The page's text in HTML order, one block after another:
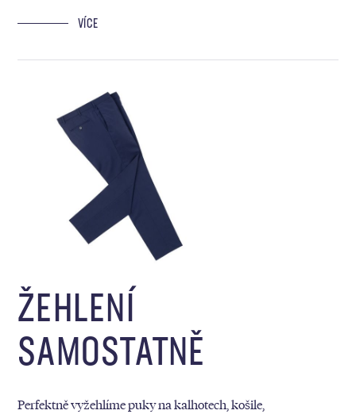
VÍCE
ŽEHLENÍ
SAMOSTATNĚ
Perfektně vyžehlíme puky na kalhotech, košile,